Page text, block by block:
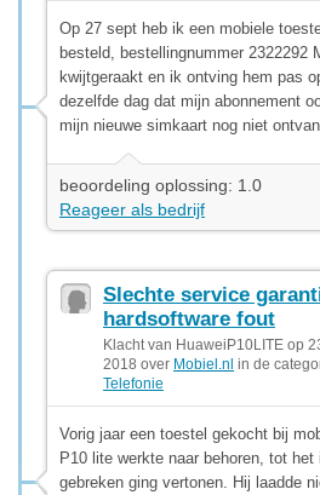
Op 27 sept heb ik een mobiele
besteld, bestellingnummer 2322292
kwijtgeraakt en ik ontving hem pas
dezelfde dag dat mijn abonnement
mijn nieuwe simkaart nog niet
beoordeling oplossing: 1.0
Reageer als bedrijf
Slechte service
hardsoftware fout
Klacht van HuaweiP10LITE op
2018 over Mobiel.nl in de
Telefonie
Vorig jaar een toestel gekocht bij
P10 lite werkte naar behoren, tot het
gebreken ging vertonen. Hij laadde